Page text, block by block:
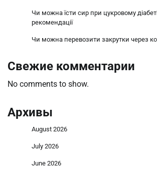
Чи можна їсти сир при цукровому
рекомендації
Чи можна перевозити закрутки через
Свежие комментарии
No comments to show.
Архивы
August 2026
July 2026
June 2026